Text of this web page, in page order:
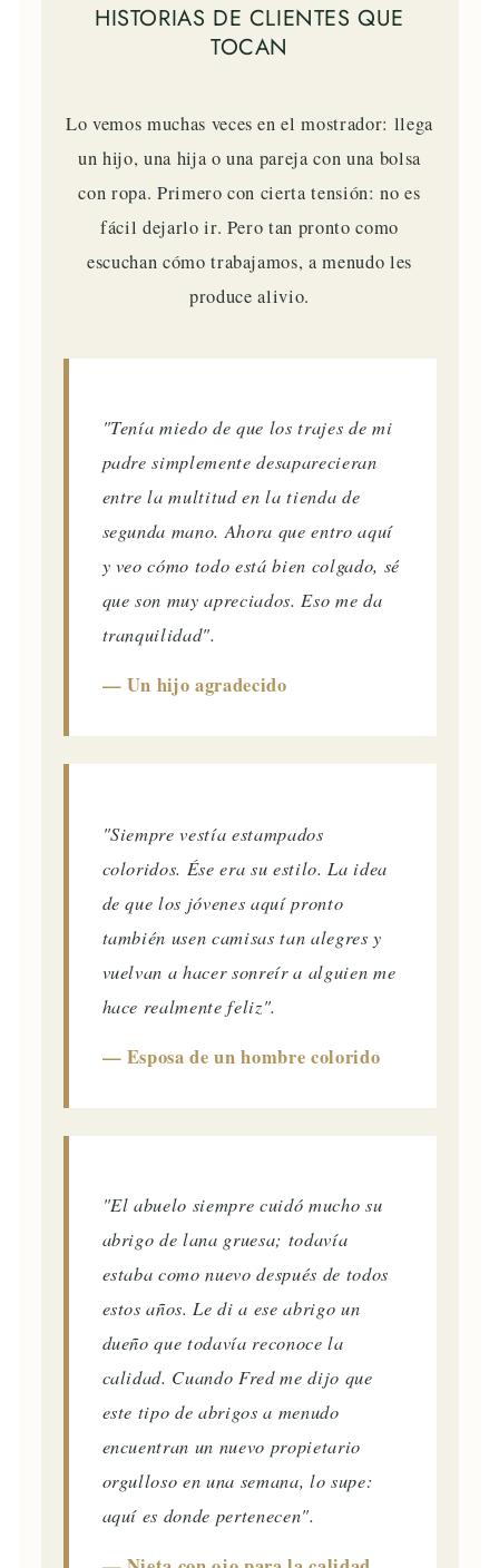
HISTORIAS DE CLIENTES QUE
TOCAN
Lo vemos muchas veces en el mostrador: llega
un hijo, una hija o una pareja con una bolsa
con ropa. Primero con cierta tensión: no es
fácil dejarlo ir. Pero tan pronto como
escuchan cómo trabajamos, a menudo les
produce alivio.
"Tenía miedo de que los trajes de mi
padre simplemente desaparecieran
entre la multitud en la tienda de
segunda mano. Ahora que entro aquí
y veo cómo todo está bien colgado, sé
que son muy apreciados. Eso me da
tranquilidad".
— Un hijo agradecido
"Siempre vestía estampados
coloridos. Ése era su estilo. La idea
de que los jóvenes aquí pronto
también usen camisas tan alegres y
vuelvan a hacer sonreír a alguien me
hace realmente feliz".
— Esposa de un hombre colorido
"El abuelo siempre cuidó mucho su
abrigo de lana gruesa; todavía
estaba como nuevo después de todos
estos años. Le di a ese abrigo un
dueño que todavía reconoce la
calidad. Cuando Fred me dijo que
este tipo de abrigos a menudo
encuentran un nuevo propietario
orgulloso en una semana, lo supe:
aquí es donde pertenecen".